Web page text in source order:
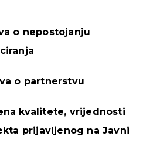
o nepostojanju
o partnerstvu
kvalitete, vrijednosti
prijavljenog na Javni